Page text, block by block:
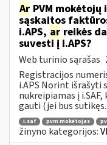
Ar PVM mokėtojų
sąskaitos
i.APS, ar reikės
suvesti į i.APS?
Web turinio sąrašas
Registracijos
i.APS Norint išrašyti
nukreipiamas į
gauti (jei bus
i.saf pvm mokėtojas
žinyno kategorijos: